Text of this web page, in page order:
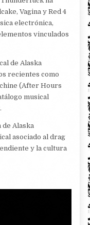
Vagina y Red 4
electrónica,
vinculados
de Alaska
recientes como
(After Hours
musical
Alaska
asociado al drag
y la cultura